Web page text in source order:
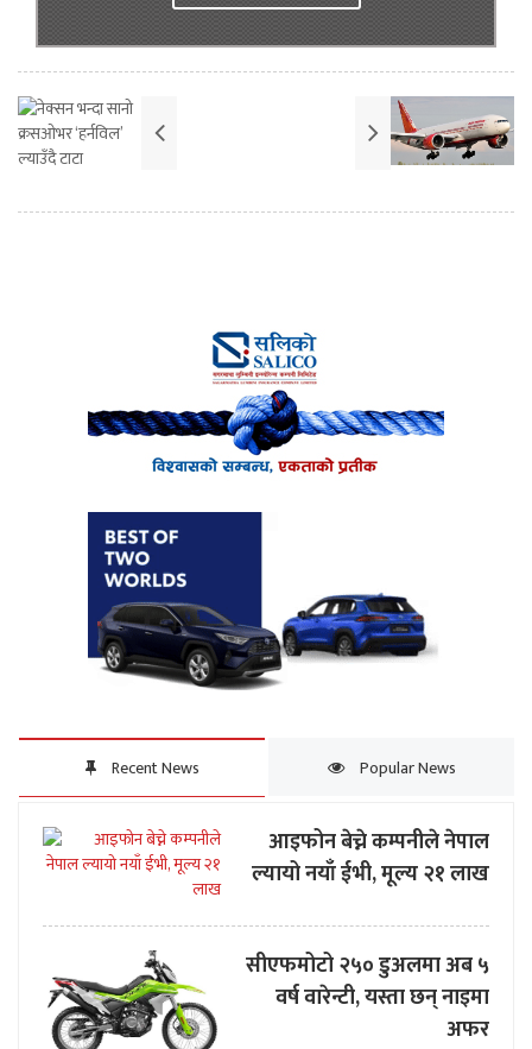
Recent News Popular News
आइफोन बेच्ने कम्पनीले नेपाल
ल्यायो नयाँ ईभी, मूल्य २१ लाख
सीएफमोटो २५० डुअलमा अब ५
वर्ष वारेन्टी, यस्ता छन् नाइमा
अफर